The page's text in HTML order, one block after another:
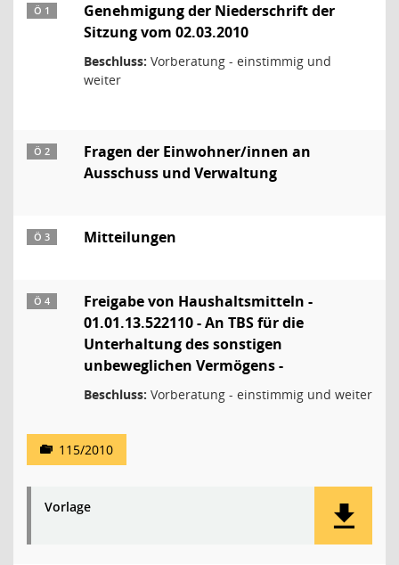
Ö 1
Genehmigung der Niederschrift der
Sitzung vom 02.03.2010
Beschluss: Vorberatung - einstimmig und
weiter
Ö 2
Fragen der Einwohner/innen an
Ausschuss und Verwaltung
Ö 3 Mitteilungen
Ö 4
Freigabe von Haushaltsmitteln -
01.01.13.522110 - An TBS für die
Unterhaltung des sonstigen
unbeweglichen Vermögens -
Beschluss: Vorberatung - einstimmig und weiter
115/2010
Vorlage